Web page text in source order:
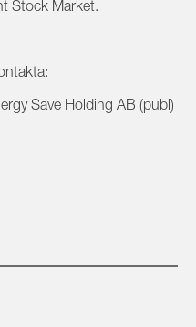
Stock Market.
Save Holding AB (publ)